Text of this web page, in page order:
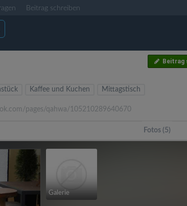
Beitrag schreiben
Beitrag
Kaffee und Kuchen Mittagstisch
pages/qahwa/105210289640670
Fotos (5)
Galerie